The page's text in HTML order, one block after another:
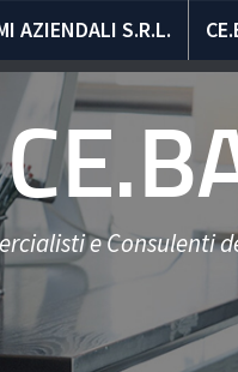
AZIENDALI S.R.L.
e Consulenti